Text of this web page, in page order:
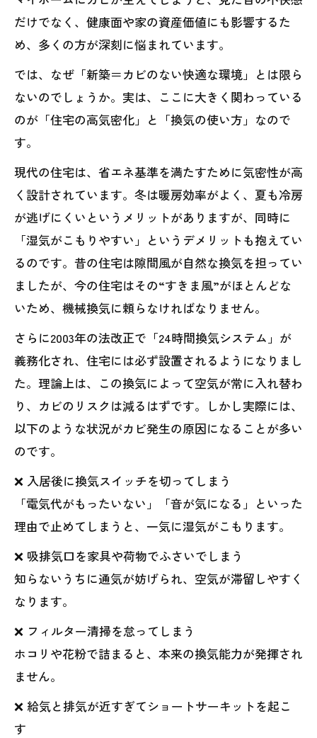
だけでなく、健康面や家の資産価値にも影響するた
め、多くの方が深刻に悩まれています。
では、なぜ「新築＝カビのない快適な環境」とは限ら
ないのでしょうか。実は、ここに大きく関わっている
のが「住宅の高気密化」と「換気の使い方」なので
す。
現代の住宅は、省エネ基準を満たすために気密性が高
く設計されています。冬は暖房効率がよく、夏も冷房
が逃げにくいというメリットがありますが、同時に
「湿気がこもりやすい」というデメリットも抱えてい
るのです。昔の住宅は隙間風が自然な換気を担ってい
ましたが、今の住宅はその“すきま風”がほとんどな
いため、機械換気に頼らなければなりません。
さらに2003年の法改正で「24時間換気システム」が
義務化され、住宅には必ず設置されるようになりまし
た。理論上は、この換気によって空気が常に入れ替わ
り、カビのリスクは減るはずです。しかし実際には、
以下のような状況がカビ発生の原因になることが多い
のです。
❌ 入居後に換気スイッチを切ってしまう
「電気代がもったいない」「音が気になる」といった
理由で止めてしまうと、一気に湿気がこもります。
❌ 吸排気口を家具や荷物でふさいでしまう
知らないうちに通気が妨げられ、空気が滞留しやすく
なります。
❌ フィルター清掃を怠ってしまう
ホコリや花粉で詰まると、本来の換気能力が発揮され
ません。
❌ 給気と排気が近すぎてショートサーキットを起こ
す